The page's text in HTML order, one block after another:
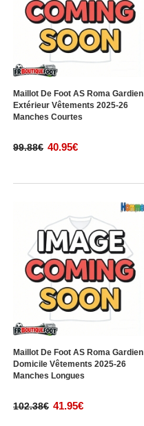
Maillot De Foot AS Roma Gardien
Extérieur Vêtements 2025-26
Manches Courtes
99.88€ 40.95€
Maillot De Foot AS Roma Gardien
Domicile Vêtements 2025-26
Manches Longues
102.38€ 41.95€